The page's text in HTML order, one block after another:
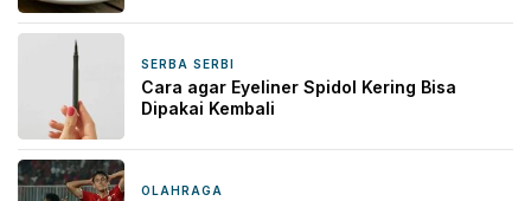
SERBA SERBI
Cara agar Eyeliner Spidol Kering Bisa
Dipakai Kembali
OLAHRAGA